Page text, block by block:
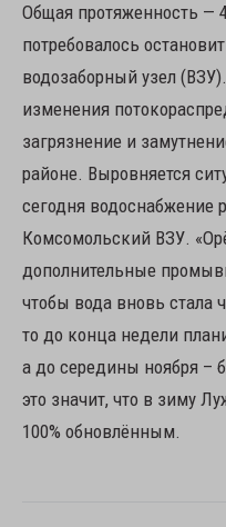
Общая протяженность —
потребовалось
водозаборный узел
изменения
загрязнение и
районе. Выровняется
сегодня водоснабжение
Комсомольский ВЗУ.
дополнительные
чтобы вода вновь стала
то до конца недели
а до середины ноября –
это значит, что в зиму
100% обновлённым.